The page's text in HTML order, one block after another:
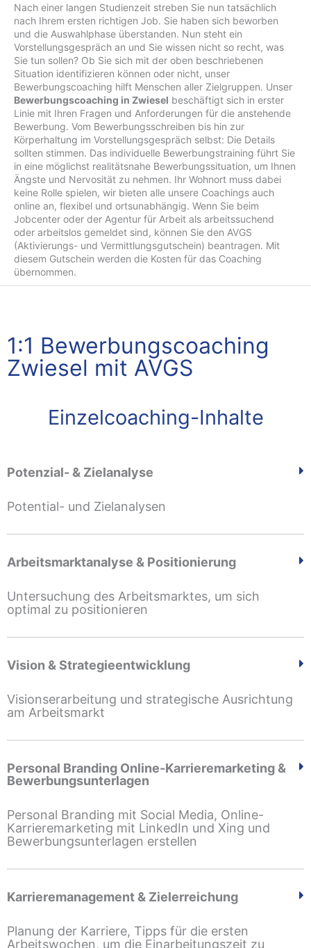
Nach einer langen Studienzeit streben Sie nun tatsächlich
nach Ihrem ersten richtigen Job. Sie haben sich beworben
und die Auswahlphase überstanden. Nun steht ein
Vorstellungsgespräch an und Sie wissen nicht so recht, was
Sie tun sollen? Ob Sie sich mit der oben beschriebenen
Situation identifizieren können oder nicht, unser
Bewerbungscoaching hilft Menschen aller Zielgruppen. Unser
Bewerbungscoaching in Zwiesel beschäftigt sich in erster
Linie mit Ihren Fragen und Anforderungen für die anstehende
Bewerbung. Vom Bewerbungsschreiben bis hin zur
Körperhaltung im Vorstellungsgespräch selbst: Die Details
sollten stimmen. Das individuelle Bewerbungstraining führt Sie
in eine möglichst realitätsnahe Bewerbungssituation, um Ihnen
Ängste und Nervosität zu nehmen. Ihr Wohnort muss dabei
keine Rolle spielen, wir bieten alle unsere Coachings auch
online an, flexibel und ortsunabhängig. Wenn Sie beim
Jobcenter oder der Agentur für Arbeit als arbeitssuchend
oder arbeitslos gemeldet sind, können Sie den AVGS
(Aktivierungs- und Vermittlungsgutschein) beantragen. Mit
diesem Gutschein werden die Kosten für das Coaching
übernommen.
1:1 Bewerbungscoaching
Zwiesel mit AVGS
Einzelcoaching-Inhalte
Potenzial- & Zielanalyse
Potential- und Zielanalysen
Arbeitsmarktanalyse & Positionierung
Untersuchung des Arbeitsmarktes, um sich
optimal zu positionieren
Vision & Strategieentwicklung
Visionserarbeitung und strategische Ausrichtung
am Arbeitsmarkt
Personal Branding Online-Karrieremarketing &
Bewerbungsunterlagen
Personal Branding mit Social Media, Online-
Karrieremarketing mit LinkedIn und Xing und
Bewerbungsunterlagen erstellen
Karrieremanagement & Zielerreichung
Planung der Karriere, Tipps für die ersten
Arbeitswochen, um die Einarbeitungszeit zu